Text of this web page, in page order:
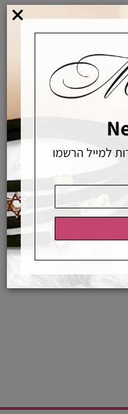
רכישה מאובטחת
טבעת
למייל הרשמו